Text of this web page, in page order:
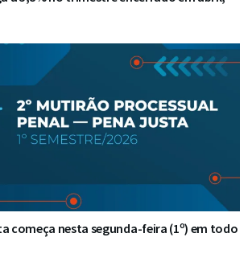
começa nesta segunda-feira (1º) em todo